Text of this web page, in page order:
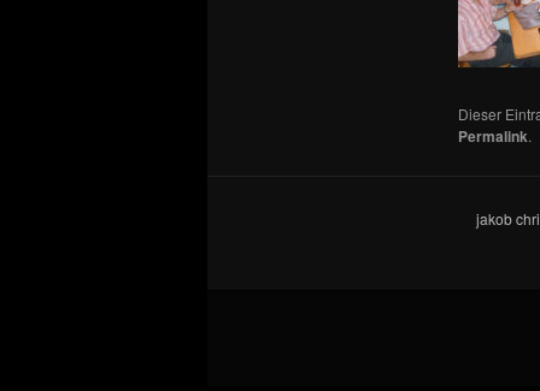
Dieser
Permalink.
jakob